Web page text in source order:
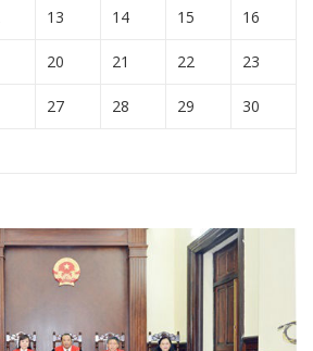
13 14 15 16
20 21 22 23
27 28 29 30